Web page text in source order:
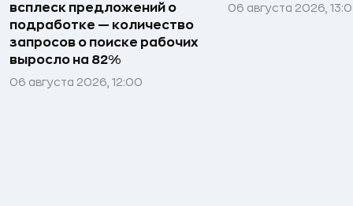
всплеск предложений о
подработке — количество
запросов о поиске рабочих
выросло на 82%
06 августа 2026, 12:00
06 августа 2026,